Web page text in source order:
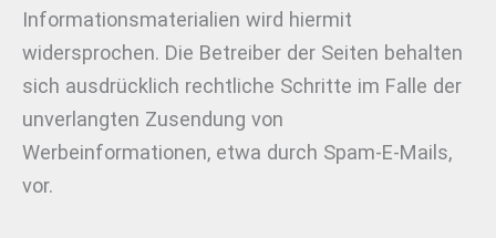
Informationsmaterialien wird hiermit
widersprochen. Die Betreiber der Seiten behalten
sich ausdrücklich rechtliche Schritte im Falle der
unverlangten Zusendung von
Werbeinformationen, etwa durch Spam-E-Mails,
vor.